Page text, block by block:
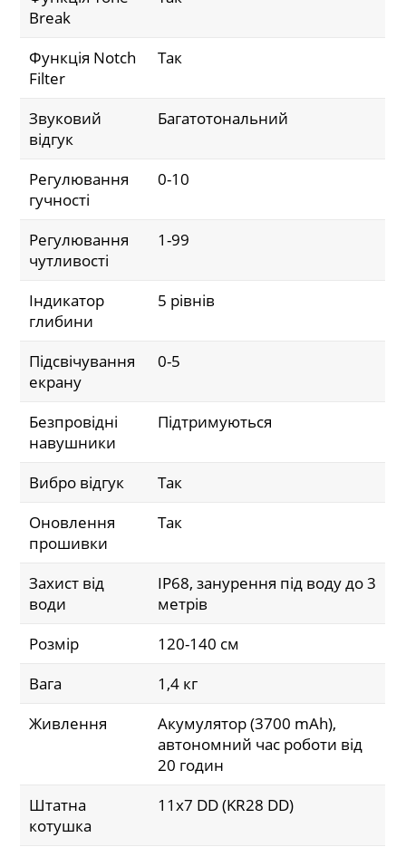
Break
Функція Notch
Filter
Так
Звуковий
відгук
Багатотональний
Регулювання
гучності
0-10
Регулювання
чутливості
1-99
Індикатор
глибини
5 рівнів
Підсвічування
екрану
0-5
Безпровідні
навушники
Підтримуються
Вибро відгук
Так
Оновлення
прошивки
Так
Захист від
води
IP68, занурення під воду до 3
метрів
Розмір
120-140 см
Вага
1,4 кг
Живлення
Акумулятор (3700 mAh),
автономний час роботи від
20 годин
Штатна
котушка
11x7 DD (KR28 DD)